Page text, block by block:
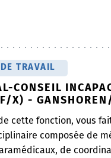
TRAVAIL
CONSEIL
X) -
cette fonction, vous
composée de
de